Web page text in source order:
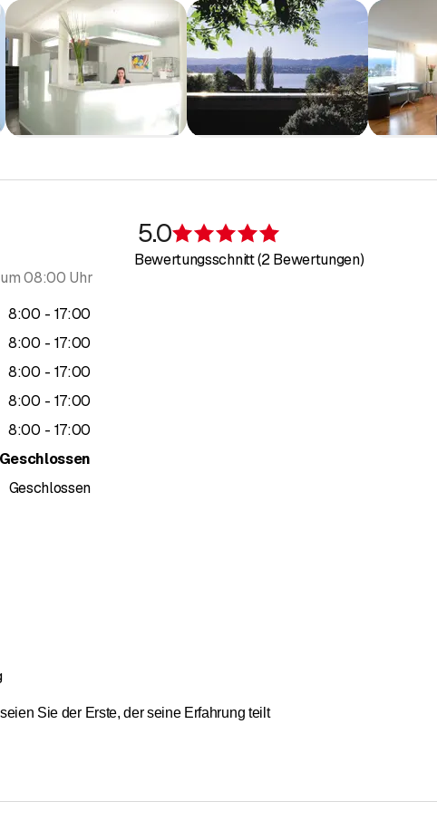
08:00 Uhr
8:00 - bis
17:00
8:00 - bis
17:00
8:00 - bis
17:00
8:00 - bis
17:00
8:00 - bis
17:00
Geschlossen
Geschlossen
Bewertung 5 von 5
5.0
Bewertungsschnitt (2 Bewertungen)
Sie der Erste, der seine Erfahrung teilt